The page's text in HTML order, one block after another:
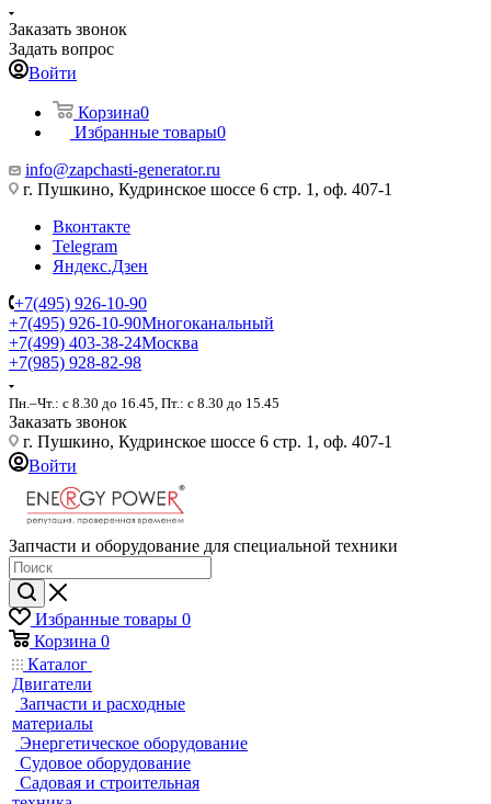
Заказать звонок
Задать вопрос
Войти
Корзина0
Избранные товары0
info@zapchasti-generator.ru
г. Пушкино, Кудринское шоссе 6 стр. 1, оф. 407-1
Вконтакте
Telegram
Яндекс.Дзен
+7(495) 926-10-90
+7(495) 926-10-90Многоканальный
+7(499) 403-38-24Москва
+7(985) 928-82-98
Пн.–Чт.: с 8.30 до 16.45, Пт.: с 8.30 до 15.45
Заказать звонок
г. Пушкино, Кудринское шоссе 6 стр. 1, оф. 407-1
Войти
Запчасти и оборудование для специальной техники
Избранные товары 0
Корзина 0
Каталог
Двигатели
Запчасти и расходные
материалы
Энергетическое оборудование
Судовое оборудование
Садовая и строительная